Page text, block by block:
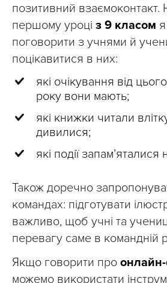
позитивний взаємоконтакт.
першому уроці з 9 класом
поговорити з учнями й
поцікавитися в них:
які очікування від
року вони мають;
які книжки читали
дивилися;
які події
Також доречно
командах: підготувати
важливо, щоб учні та
перевагу саме в командній
Якщо говорити про
можемо використати